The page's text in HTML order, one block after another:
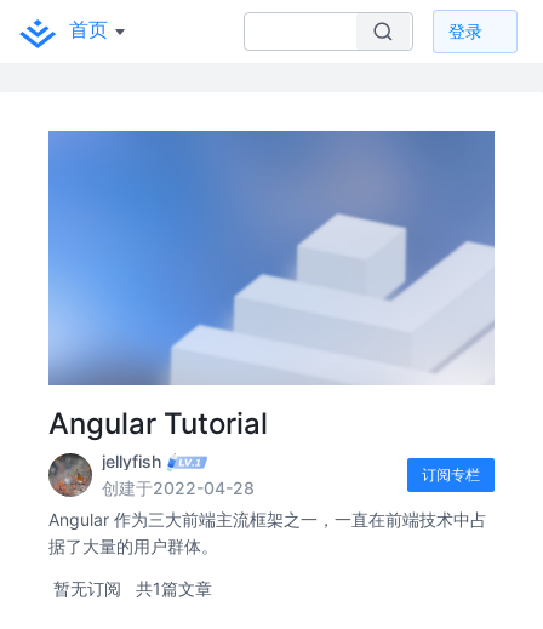
首页 登录
Angular Tutorial
jellyfish
创建于2022-04-28
订阅专栏
Angular 作为三大前端主流框架之一，一直在前端技术中占
据了大量的用户群体。
暂无订阅 共1篇文章